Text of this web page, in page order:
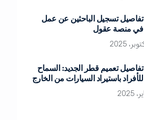
تفاصيل تسجيل الباحثين عن عمل
في منصة عقول
تفاصيل تعميم قطر الجديد: السماح
للأفراد باستيراد السيارات من الخارج